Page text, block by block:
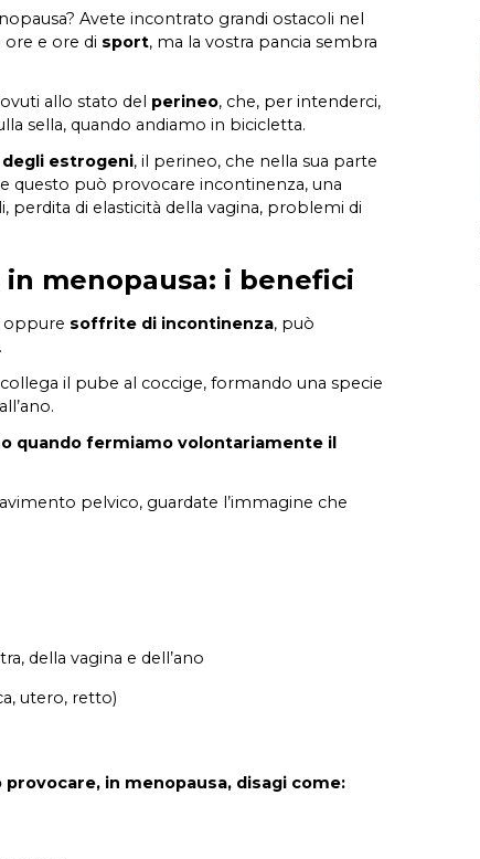
Avete incontrato grandi ostacoli nel
ore e ore di sport, ma la vostra pancia sembra
allo stato del perineo, che, per intenderci,
sella, quando andiamo in bicicletta.
degli estrogeni, il perineo, che nella sua parte
questo può provocare incontinenza, una
perdita di elasticità della vagina, problemi di
menopausa: i benefici
oppure soffrite di incontinenza, può
il pube al coccige, formando una specie
quando fermiamo volontariamente il
pelvico, guardate l’immagine che
della vagina e dell’ano
utero, retto)
in menopausa, disagi come:
Autoerotismo in menopausa